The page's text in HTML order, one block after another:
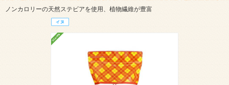
ノンカロリーの天然ステビアを使用、植物繊維が豊富